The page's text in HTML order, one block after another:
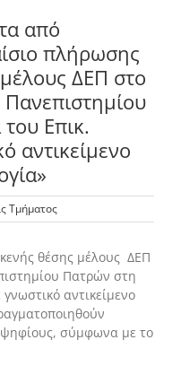
από
πλήρωσης
ΔΕΠ στο
Επικ.
αντικείμενο
Τμήματος
θέσης μέλους ΔΕΠ
Πατρών στη
αντικείμενο
σύμφωνα με το